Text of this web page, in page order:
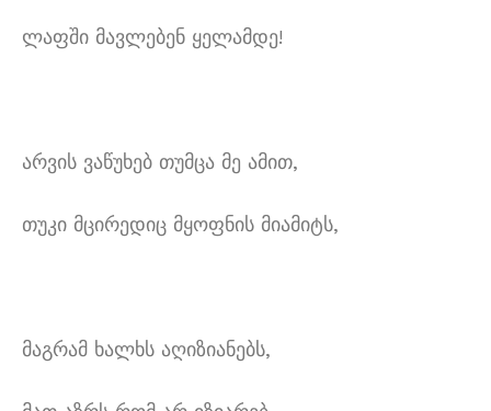
ლაფში მავლებენ ყელამდე!
არვის ვაწუხებ თუმცა მე ამით,
თუკი მცირედიც მყოფნის მიამიტს,
მაგრამ ხალხს აღიზიანებს,